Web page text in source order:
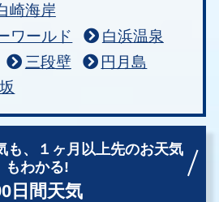
崎海岸
ワールド
白浜温泉
三段壁
円月島
、
１ヶ月以上先のお天気
もわかる!
日間天気